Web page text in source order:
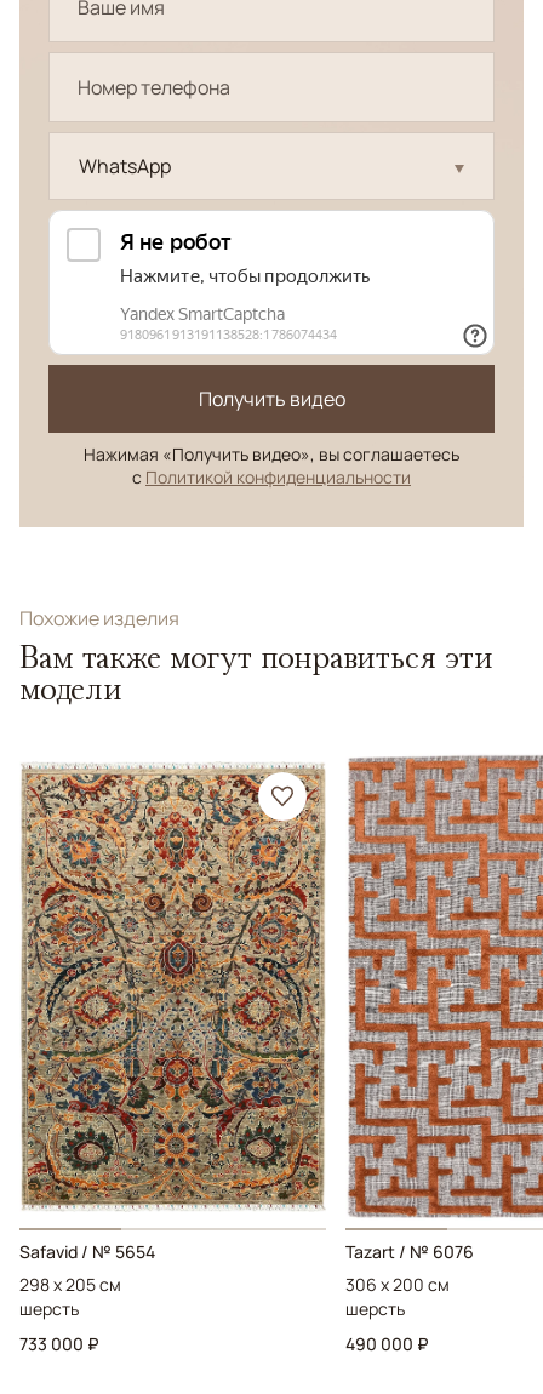
WhatsApp
Получить видео
Нажимая «Получить видео», вы соглашаетесь
с Политикой конфиденциальности
Похожие изделия
Вам также могут понравиться эти
модели
Safavid / № 5654
298 x 205 см
шерсть
733 000 ₽
Tazart / № 6076
306 x 200 см
шерсть
490 000 ₽